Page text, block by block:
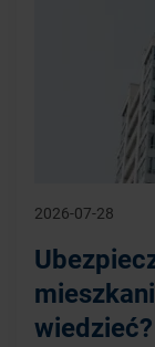
2026-07-28
wiedzieć?